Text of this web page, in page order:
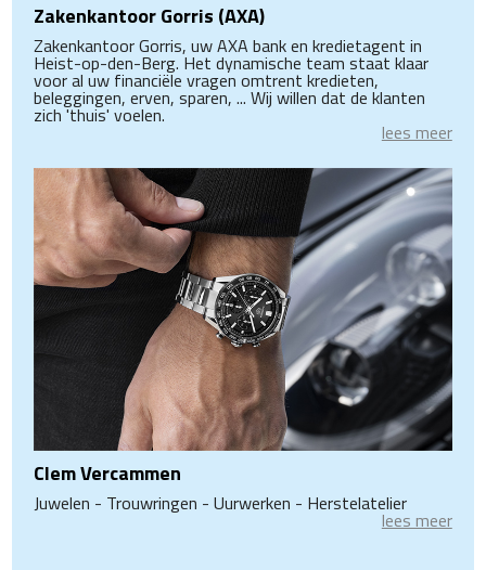
Zakenkantoor Gorris (AXA)
Zakenkantoor Gorris, uw AXA bank en kredietagent in
Heist-op-den-Berg. Het dynamische team staat klaar
voor al uw financiële vragen omtrent kredieten,
beleggingen, erven, sparen, ... Wij willen dat de klanten
zich 'thuis' voelen.
lees meer
Clem Vercammen
Juwelen - Trouwringen - Uurwerken - Herstelatelier
lees meer